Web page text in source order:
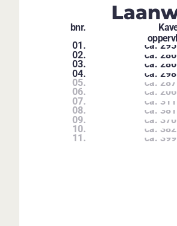
bnr.
01.
ca.
02.
ca.
03.
ca.
04.
ca.
05.
ca.
06.
ca.
07.
ca.
08.
ca.
09.
ca.
10.
ca.
11.
ca.